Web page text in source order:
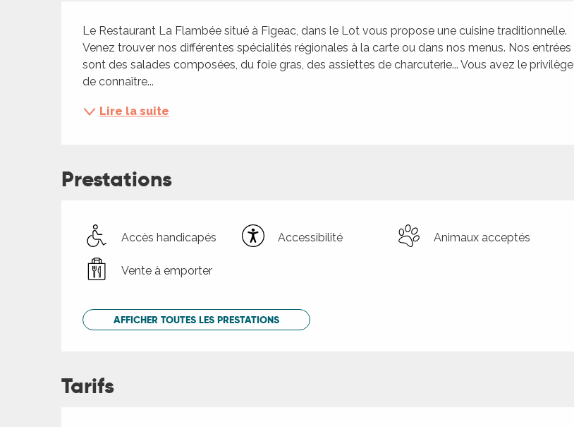
Description
Le Restaurant La Flambée situé à Figeac, dans le Lot vous propose une cuisine traditionnelle.
Venez trouver nos différentes spécialités régionales à la carte ou dans nos menus. Nos entrées
sont des salades composées, du foie gras, des assiettes de charcuterie... Vous avez le privilège
de connaître...
Lire la suite
Prestations
Accès handicapés Accessibilité Animaux acceptés
Vente à emporter
AFFICHER TOUTES LES PRESTATIONS
Tarifs